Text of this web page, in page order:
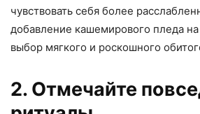
чувствовать себя более
добавление кашемирового пледа
выбор мягкого и роскошного
2. Отмечайте